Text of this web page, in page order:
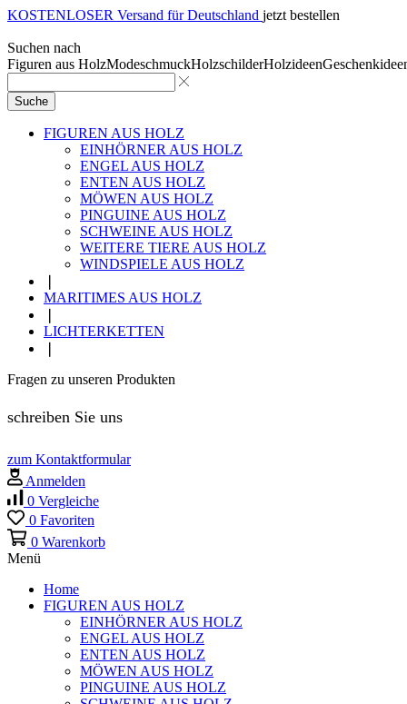
KOSTENLOSER Versand für Deutschland jetzt bestellen
Suchen nach
Figuren aus HolzModeschmuckHolzschilderHolzideen
Suche
FIGUREN AUS HOLZ
EINHÖRNER AUS HOLZ
ENGEL AUS HOLZ
ENTEN AUS HOLZ
MÖWEN AUS HOLZ
PINGUINE AUS HOLZ
SCHWEINE AUS HOLZ
WEITERE TIERE AUS HOLZ
WINDSPIELE AUS HOLZ
MARITIMES AUS HOLZ
LICHTERKETTEN
Fragen zu unseren Produkten
schreiben Sie uns
zum Kontaktformular
Anmelden
0 Vergleiche
0 Favoriten
0 Warenkorb
Menü
Home
FIGUREN AUS HOLZ
EINHÖRNER AUS HOLZ
ENGEL AUS HOLZ
ENTEN AUS HOLZ
MÖWEN AUS HOLZ
PINGUINE AUS HOLZ